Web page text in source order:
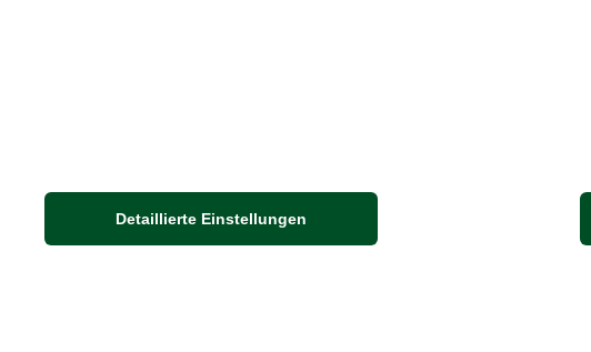
Detaillierte Einstellungen